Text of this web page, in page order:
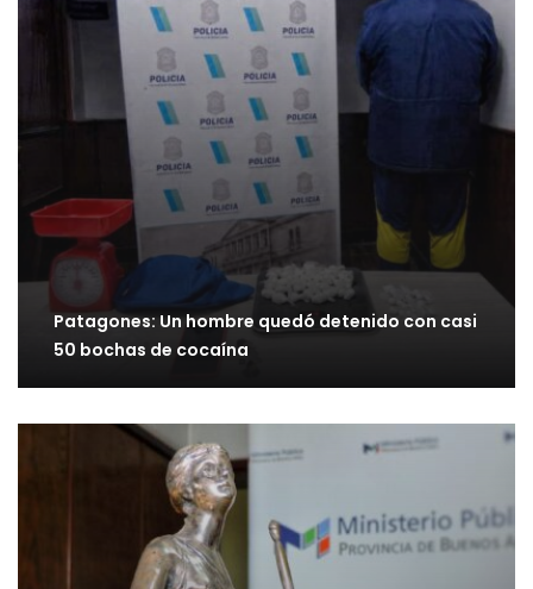
Patagones: Un hombre quedó detenido con casi
50 bochas de cocaína